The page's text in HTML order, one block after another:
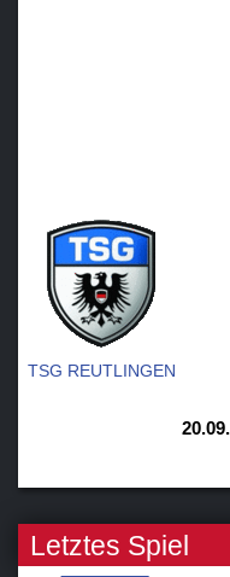
TSG REUTLINGEN
Letztes Spiel